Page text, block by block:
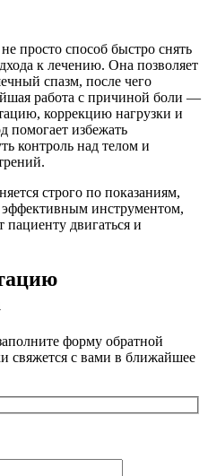
просто способ быстро снять
к лечению. Она позволяет
спазм, после чего
работа с причиной боли —
коррекцию нагрузки и
помогает избежать
контроль над телом и
строго по показаниям,
эффективным инструментом,
пациенту двигаться и
форму обратной
свяжется с вами в ближайшее